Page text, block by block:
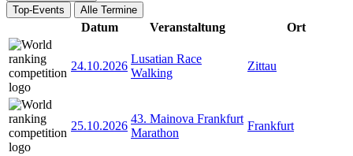
Top-Events
Alle Termine
Datum Veranstaltung Ort
24.10.2026
Lusatian Race
Walking
Zittau
25.10.2026
43. Mainova Frankfurt
Marathon
Frankfurt